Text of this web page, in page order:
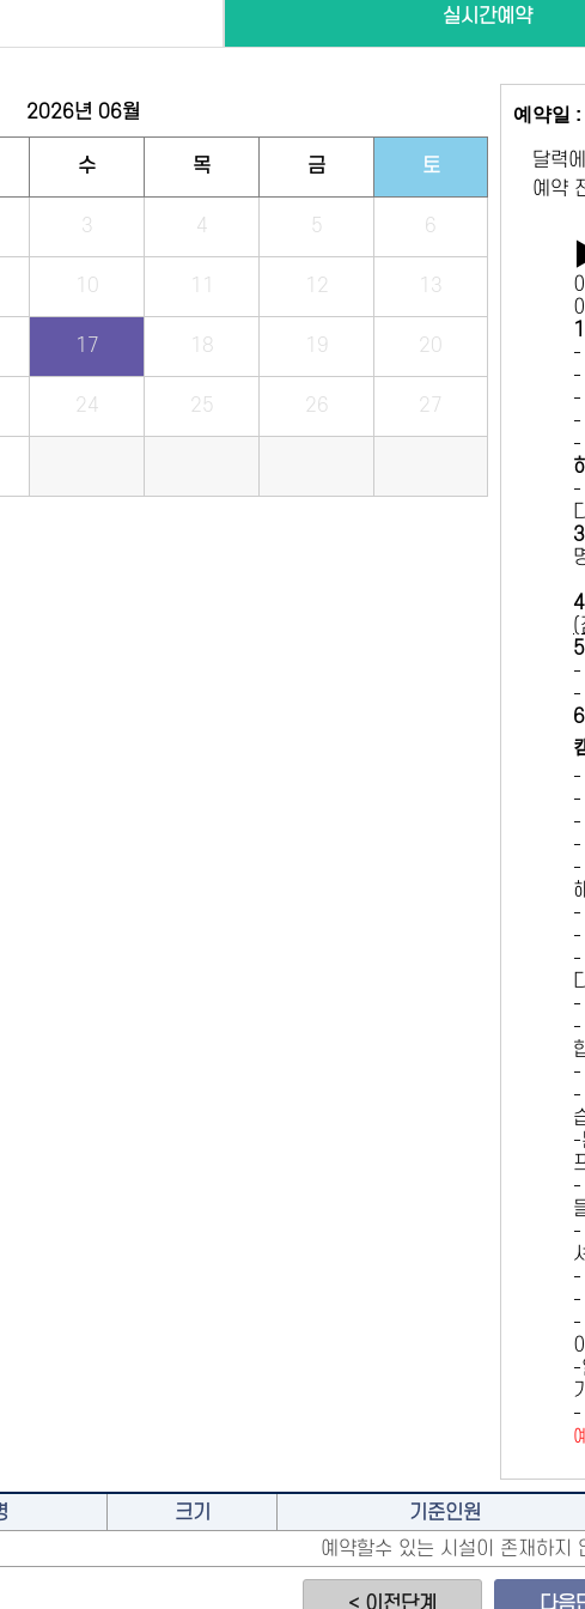
실시간예약
2026년 06월
수 목 금 토
3 4 5 6
10 11 12 13
17 18 19 20
24 25 26 27
예약일
달력
예약
-
-
-
-
-
-
(
5
-
-
6
-
-
-
-
-
-
-
-
-
-
-
-
-
-
-
-
-
-
-
-
크기 기준인원
예약할수 있는 시설이 존재하지
< 이전단계 다음